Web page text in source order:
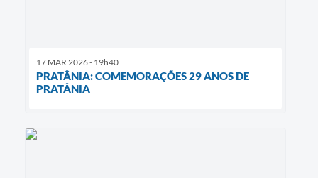
17 MAR 2026 - 19h40
PRATÂNIA: COMEMORAÇÕES 29 ANOS DE
PRATÂNIA